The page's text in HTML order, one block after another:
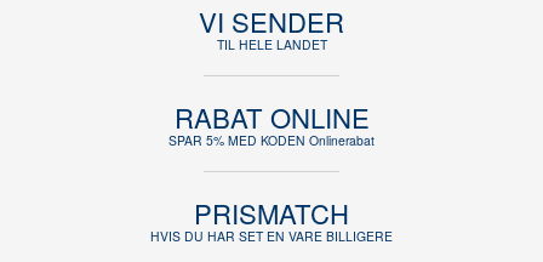
VI SENDER
TIL HELE LANDET
RABAT ONLINE
SPAR 5% MED KODEN Onlinerabat
PRISMATCH
HVIS DU HAR SET EN VARE BILLIGERE